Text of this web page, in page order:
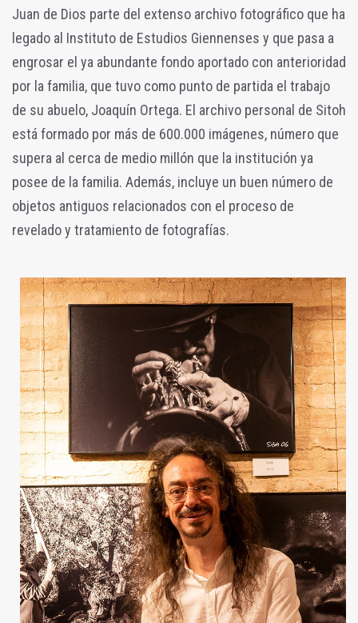
Juan de Dios parte del extenso archivo fotográfico que ha
legado al Instituto de Estudios Giennenses y que pasa a
engrosar el ya abundante fondo aportado con anterioridad
por la familia, que tuvo como punto de partida el trabajo
de su abuelo, Joaquín Ortega. El archivo personal de Sitoh
está formado por más de 600.000 imágenes, número que
supera al cerca de medio millón que la institución ya
posee de la familia. Además, incluye un buen número de
objetos antiguos relacionados con el proceso de
revelado y tratamiento de fotografías.